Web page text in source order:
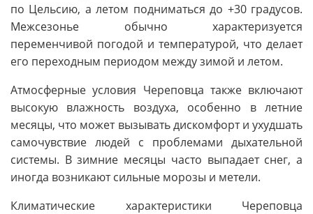
по Цельсию, а летом подниматься до +30 градусов.
Межсезонье обычно характеризуется
переменчивой погодой и температурой, что делает
его переходным периодом между зимой и летом.
Атмосферные условия Череповца также включают
высокую влажность воздуха, особенно в летние
месяцы, что может вызывать дискомфорт и ухудшать
самочувствие людей с проблемами дыхательной
системы. В зимние месяцы часто выпадает снег, а
иногда возникают сильные морозы и метели.
Климатические характеристики Череповца